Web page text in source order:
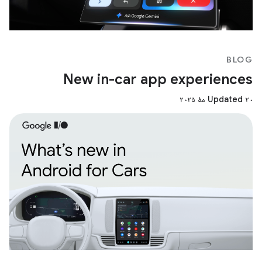
BLOG
New in-car app experiences
Updated ۲۰ مهٔ ۲۰۲۵